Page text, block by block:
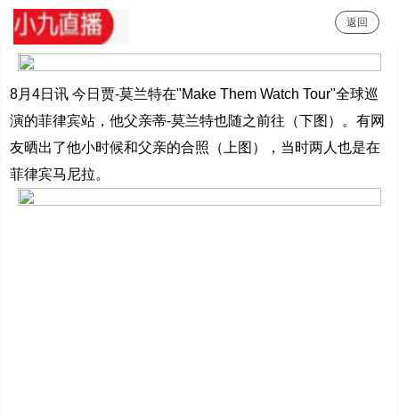
小九直播
返回
8月4日讯 今日贾-莫兰特在"Make Them Watch Tour"全球巡
演的菲律宾站，他父亲蒂-莫兰特也随之前往（下图）。有网
友晒出了他小时候和父亲的合照（上图），当时两人也是在
菲律宾马尼拉。